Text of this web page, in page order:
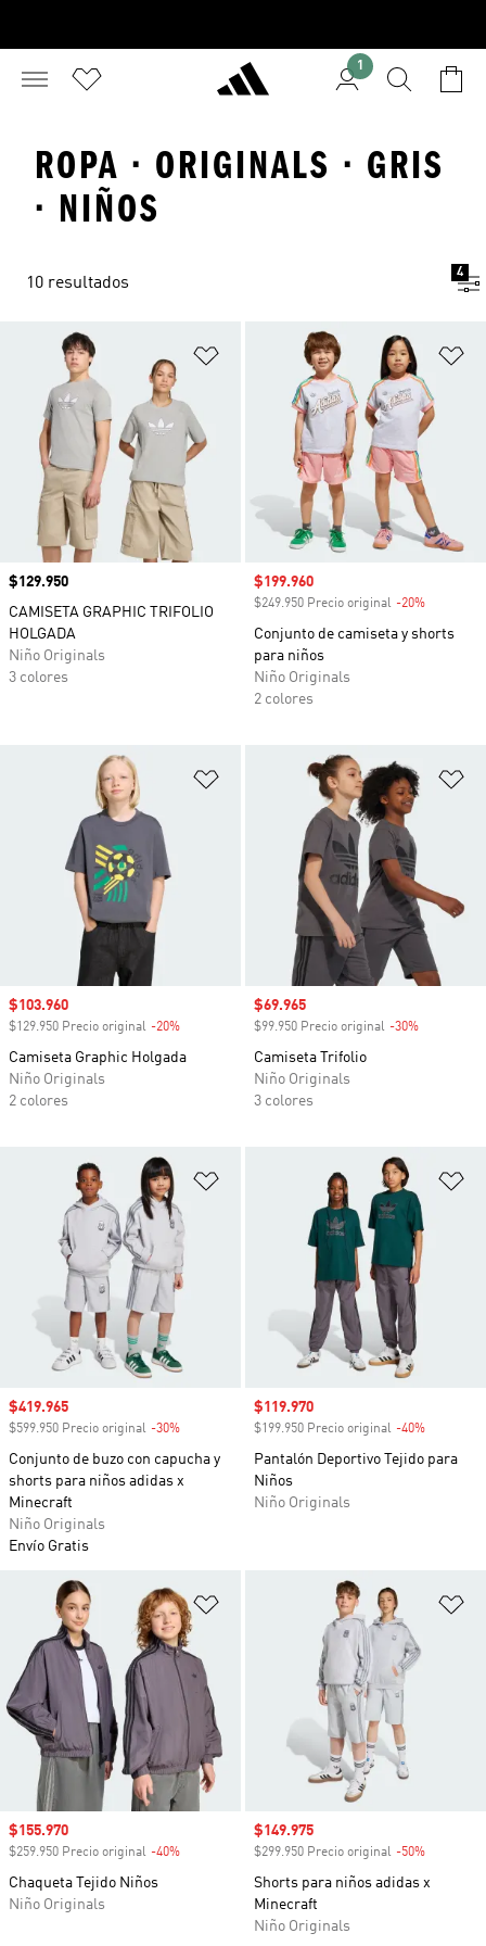
1
ROPA · ORIGINALS · GRIS
· NIÑOS
10 resultados
4
Añadir a la lista de deseos
Precio
$129.950
CAMISETA GRAPHIC TRIFOLIO
HOLGADA
Niño Originals
3 colores
Precio de venta
$199.960
$249.950 Precio original -20%
Conjunto de camiseta y shorts
para niños
Niño Originals
2 colores
Añadir a la lista de deseos
Precio de venta
$103.960
$129.950 Precio original -20%
Camiseta Graphic Holgada
Niño Originals
2 colores
Precio de venta
$69.965
$99.950 Precio original -30%
Camiseta Trifolio
Niño Originals
3 colores
Añadir a la lista de deseos
Precio de venta
$419.965
$599.950 Precio original -30%
Conjunto de buzo con capucha y
shorts para niños adidas x
Minecraft
Niño Originals
Envío Gratis
Precio de venta
$119.970
$199.950 Precio original -40%
Pantalón Deportivo Tejido para
Niños
Niño Originals
Añadir a la lista de deseos
Precio de venta
$155.970
$259.950 Precio original -40%
Chaqueta Tejido Niños
Niño Originals
Precio de venta
$149.975
$299.950 Precio original -50%
Shorts para niños adidas x
Minecraft
Niño Originals